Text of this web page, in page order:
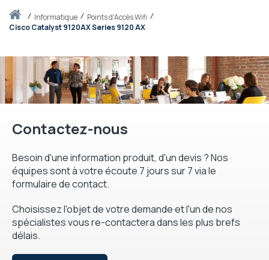
Accueilinformatique
Points d'Accès Wifi
Cisco Catalyst 9120AX Series 9120 AX
Contactez-nous
Besoin d'une information produit, d'un devis ? Nos
équipes sont à votre écoute 7 jours sur 7 via le
formulaire de contact.
Choisissez l'objet de votre demande et l'un de nos
spécialistes vous re-contactera dans les plus brefs
délais.